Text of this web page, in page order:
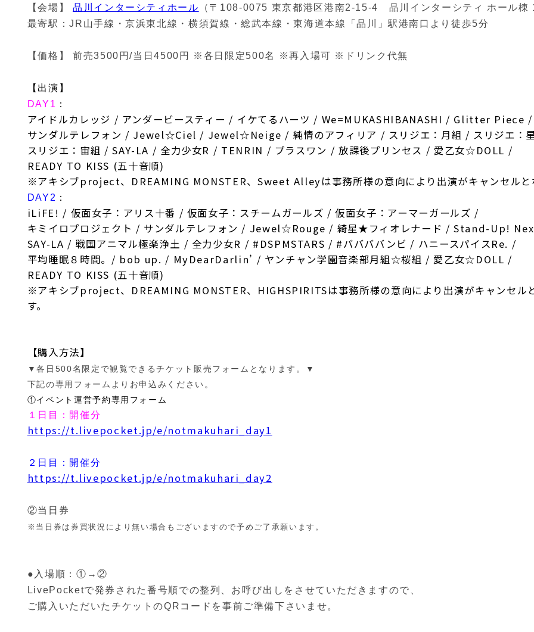
【会場】 品川インターシティホール （〒108-0075 東京都港区港南2-15-4 品川インターシティ ホール棟
最寄駅：JR山手線・京浜東北線・横須賀線・総武本線・東海道本線「品川」駅港南口より徒歩5分
【価格】 前売3500円/当日4500円 ※各日限定500名 ※再入場可 ※ドリンク代無
【出演】
DAY1 ：
アイドルカレッジ / アンダービースティー / イケてるハーツ / We=MUKASHIBANASHI / Glitter Piece /
サンダルテレフォン / Jewel☆Ciel / Jewel☆Neige / 純情のアフィリア / スリジエ：月組 / スリジエ：
スリジエ：宙組 / SAY-LA / 全力少女R / TENRIN / プラスワン / 放課後プリンセス / 愛乙女☆DOLL /
READY TO KISS (五十音順)
※アキシブproject、DREAMING MONSTER、Sweet Alleyは事務所様の意向により出演がキャンセルと
DAY2 ：
iLiFE! / 仮面女子：アリス十番 / 仮面女子：スチームガールズ / 仮面女子：アーマーガールズ /
キミイロプロジェクト / サンダルテレフォン / Jewel☆Rouge / 綺星★フィオレナード / Stand-Up!
SAY-LA / 戦国アニマル極楽浄土 / 全力少女R / #DSPMSTARS / #ババババンビ / ハニースパイスRe. /
平均睡眠８時間。/ bob up. / MyDearDarlin’ / ヤンチャン学園音楽部月組☆桜組 / 愛乙女☆DOLL /
READY TO KISS (五十音順)
※アキシブproject、DREAMING MONSTER、 HIGHSPIRITSは事務所様の意向により出演がキャンセル
す。
【購入方法】
▼各日500名限定で観覧できるチケット販売フォームとなります。
▼
下記の専用フォームよりお申込みください。
①イベント運営予約専用フォーム
１日目：開催分
https://t.livepocket.jp/e/notmakuhari_day1
２日目：開催分
https://t.livepocket.jp/e/notmakuhari_day2
②当日券
※ 当日券は券買状況により無い場合もございますので予めご了承願い ます。
●入場順：①→②
LivePocketで発券された番号順での整列、 お呼び出しをさせていただきますので、
ご購入いただいたチケットのQRコードを事前ご準備下さいませ。